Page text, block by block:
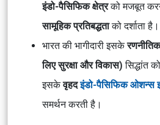
इंडो-पैसिफिक क्षेत्रको मजबूत
सामूहिक प्रतिबद्धताको दर्शाता है।
भारत की भागीदारी इसके
लिए सुरक्षा और विकास) सिद्धांत
इसकेवृहदइंडो-पैसिफिक ओशन्स
समर्थन करती है।